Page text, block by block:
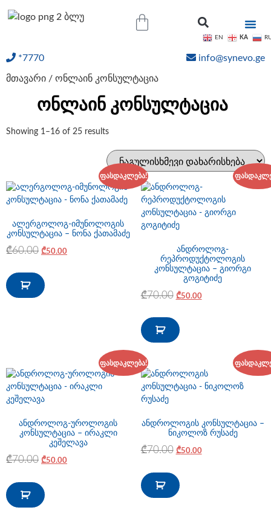
*7770 info@synevo.ge
მთავარი / ონლაინ კონსულტაცია
ონლაინ კონსულტაცია
Showing 1–16 of 25 results
ფასდაკლება!
ალერგოლოგ-იმუნოლოგის
კონსულტაცია – ნონა ქათამაძე
₾60.00 ₾50.00
ანდროლოგ-
რეპროდუქტოლოგის
კონსულტაცია – გიორგი
გოგიტიძე
₾70.00 ₾50.00
ფასდაკლება!
ანდროლოგ-უროლოგის
კონსულტაცია – ირაკლი
კეშელავა
₾70.00 ₾50.00
ანდროლოგის კონსულტაცია –
ნიკოლოზ რუსაძე
₾70.00 ₾50.00
EN KA